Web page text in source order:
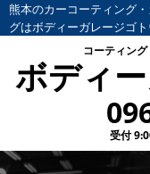
熊本のカーコーティング
グはボディーガレージゴト
コーティン
ボディ
受付